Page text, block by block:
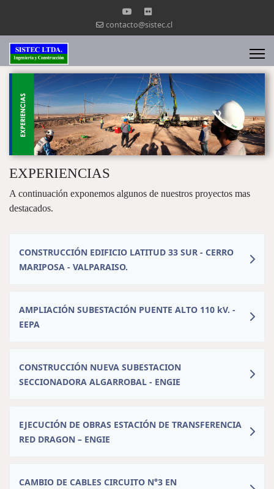
contacto@sistec.cl
EXPERIENCIAS
A continuación exponemos algunos de nuestros proyectos mas
destacados.
CONSTRUCCIÓN EDIFICIO LATITUD 33 SUR - CERRO
MARIPOSA - VALPARAISO.
AMPLIACIÓN SUBESTACIÓN PUENTE ALTO 110 kV. -
EEPA
CONSTRUCCIÓN NUEVA SUBESTACION
SECCIONADORA ALGARROBAL - ENGIE
EJECUCIÓN DE OBRAS ESTACIÓN DE TRANSFERENCIA
RED DRAGON – ENGIE
CAMBIO DE CABLES CIRCUITO N°3 EN